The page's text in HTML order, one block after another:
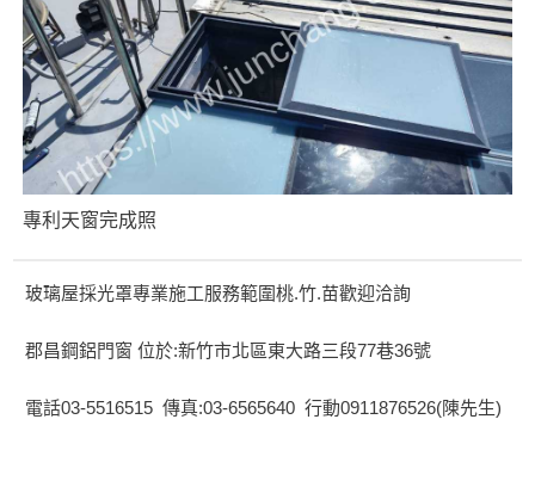
專利天窗完成照
玻璃屋採光罩專業施工服務範圍桃.竹.苗歡迎洽詢
郡昌鋼鋁門窗 位於:新竹市北區東大路三段77巷36號
電話03-5516515 傳真:03-6565640 行動0911876526(陳先生)